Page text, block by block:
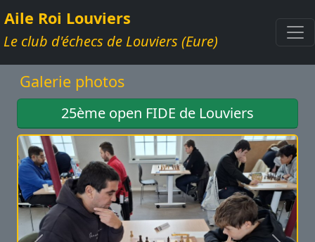
Aile Roi Louviers
Le club d'échecs de Louviers (Eure)
Galerie photos
25ème open FIDE de Louviers